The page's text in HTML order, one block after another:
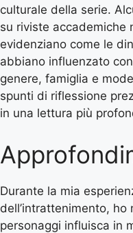
culturale della serie.
su riviste accademiche
evidenziano come le
abbiano influenzato
genere, famiglia e
spunti di riflessione
in una lettura più
Durante la mia
dell’intrattenimento,
personaggi influisca in